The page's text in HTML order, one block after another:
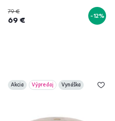
79 €
69 € -12%
Akcia Výpredaj Vynáška